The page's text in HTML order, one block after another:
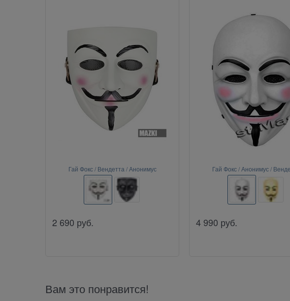
Гай Фокс / Вендетта / Анонимус
2 690 руб.
Гай Фокс / Анонимус /
4 990 руб.
Вам это понравится!